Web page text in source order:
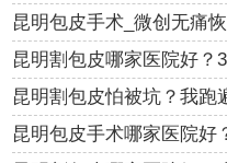
昆明包皮手术_微创无痛
昆明割包皮哪家医院好？
昆明割包皮怕被坑？我跑
昆明包皮手术哪家医院好